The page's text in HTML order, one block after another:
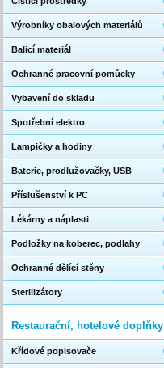
Výrobníky obalových materiálů
Balicí materiál
Ochranné pracovní pomůcky
Vybavení do skladu
Spotřební elektro
Lampičky a hodiny
Baterie, prodlužovačky, USB
Příslušenství k PC
Lékárny a náplasti
Podložky na koberec, podlahy
Ochranné dělící stěny
Sterilizátory
Restaurační, hotelové doplňky
Křídové popisovače